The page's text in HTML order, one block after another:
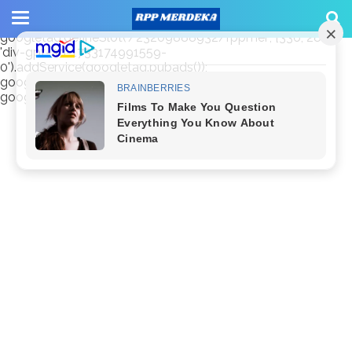
window.googletag = window.googletag || {cmd: []};
googletag.cmd.push(function() {
googletag.defineSlot('/23209888932/rppmer', [336, 280],
'div-gpt-ad-1733174991559-
0').addService(googletag.pubads());
googletag.pubads().enableSingleRequest();
googletag.enableServices(); });